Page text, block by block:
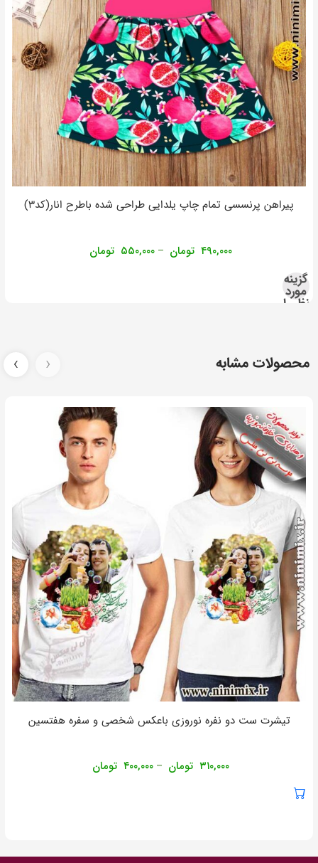
پیراهن پرنسسی تمام چاپ یلدایی طراحی شده باطرح انار(کد۳)
۴۹۰,۰۰۰ تومان – ۵۵۰,۰۰۰ تومان
گزینه
مورد
نظر را
محصولات مشابه
تیشرت ست دو نفره نوروزی باعکس شخصی و سفره هفتسین
۳۱۰,۰۰۰ تومان – ۴۰۰,۰۰۰ تومان
‹
›